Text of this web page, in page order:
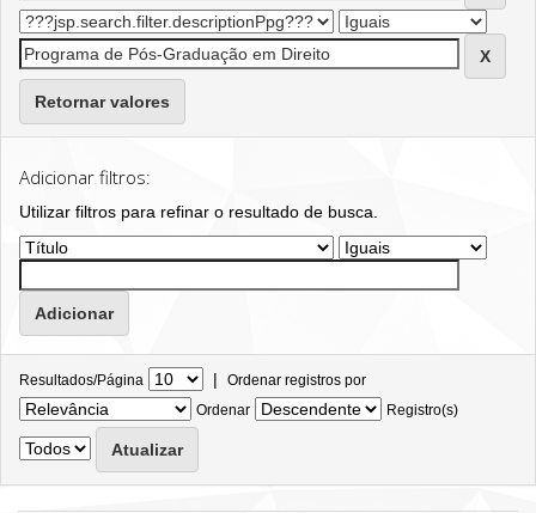
Retornar valores
Adicionar filtros:
Utilizar filtros para refinar o resultado de busca.
Resultados/Página | Ordenar registros por
Ordenar
Registro(s)